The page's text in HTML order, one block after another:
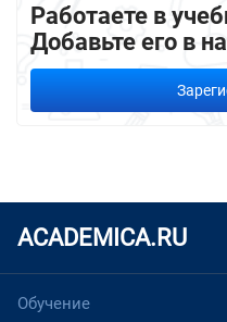
Работаете в
Добавьте его в
ACADEMICA.RU
Обучение